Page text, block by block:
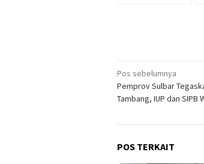
Navigasi
pos
Pos sebelumnya
Pemprov Sulbar
Tambang, IUP dan SIPB
POS TERKAIT